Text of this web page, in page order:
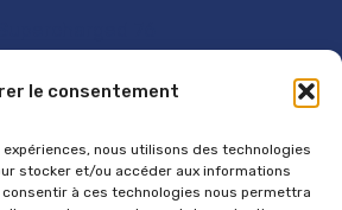
le consentement
nous utilisons des technologies
stocker et/ou accéder aux informations
à ces technologies nous permettra
GÉNÉRAL
Contact